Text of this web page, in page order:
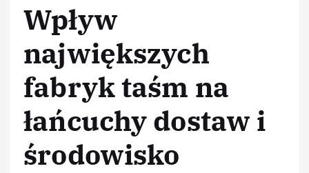
Wpływ
największych
fabryk taśm na
łańcuchy dostaw i
środowisko